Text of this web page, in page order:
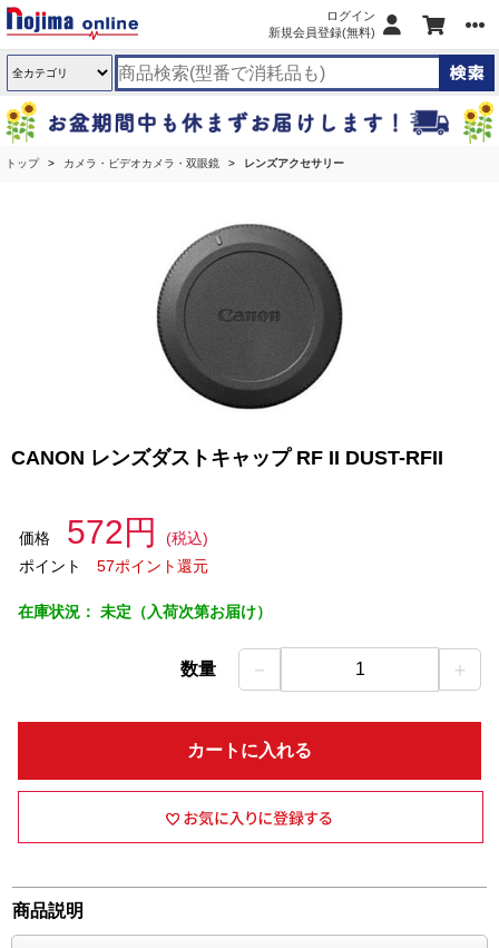
ログイン
新規会員登録(無料)
トップ カメラ・ビデオカメラ・双眼鏡 レンズアクセサリー
CANON レンズダストキャップ RF II DUST-RFII
価格 572円
(税込)
ポイント
57ポイント還元
在庫状況： 未定（入荷次第お届け）
数量 － 1 ＋
カートに入れる
商品説明